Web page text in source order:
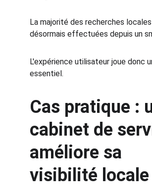
La majorité des recherches
désormais effectuées depuis un
L'expérience utilisateur joue donc
essentiel.
Cas pratique :
cabinet de
améliore sa
visibilité locale